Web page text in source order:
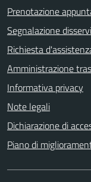
Prenotazione
Segnalazione
Richiesta
Amministrazione
Informativa privacy
Note legali
Dichiarazione di
Piano di